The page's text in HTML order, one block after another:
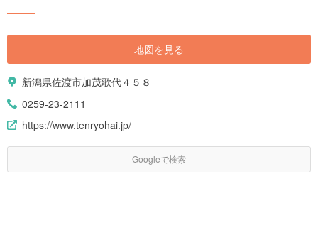
地図を見る
新潟県佐渡市加茂歌代４５８
0259-23-2111
https://www.tenryohai.jp/
Googleで検索